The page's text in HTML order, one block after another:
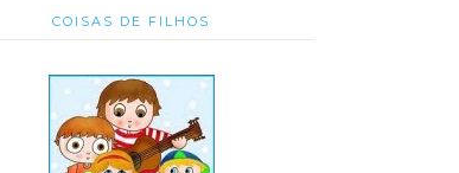
COISAS DE FILHOS